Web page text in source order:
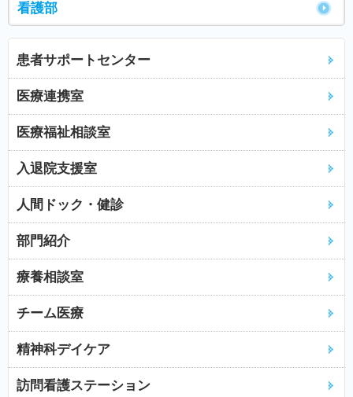
看護部
患者サポートセンター
医療連携室
医療福祉相談室
入退院支援室
人間ドック・健診
部門紹介
療養相談室
チーム医療
精神科デイケア
訪問看護ステーション